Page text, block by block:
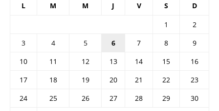
L M M J V S D
1
2
3
4 5 6 7 8
9
10
11 12 13 14 15
16
17
18 19 20 21 22
23
24
25 26 27 28 29
30